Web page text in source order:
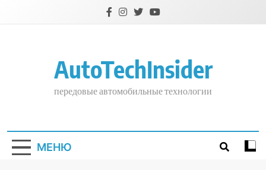
AutoTechInsider
передовые автомобильные технологии
МЕНЮ